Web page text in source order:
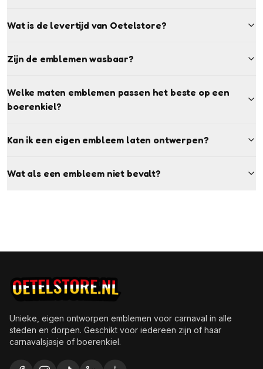
Wat is de levertijd van Oetelstore?
Zijn de emblemen wasbaar?
Welke maten emblemen passen het beste op een
boerenkiel?
Kan ik een eigen embleem laten ontwerpen?
Wat als een embleem niet bevalt?
Unieke, eigen ontworpen emblemen voor carnaval in alle
steden en dorpen. Geschikt voor iedereen zijn of haar
carnavalsjasje of boerenkiel.